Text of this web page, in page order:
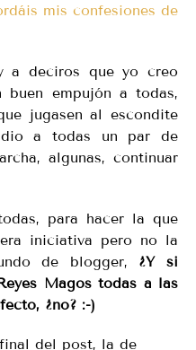
mis confesiones de
a deciros que yo creo
empujón a todas,
jugasen al escondite
dio a todas un par de
algunas, continuar
para hacer la que
iniciativa pero no la
de blogger, ¿Y si
Magos todas a las
¿no? :-)
del post, la de